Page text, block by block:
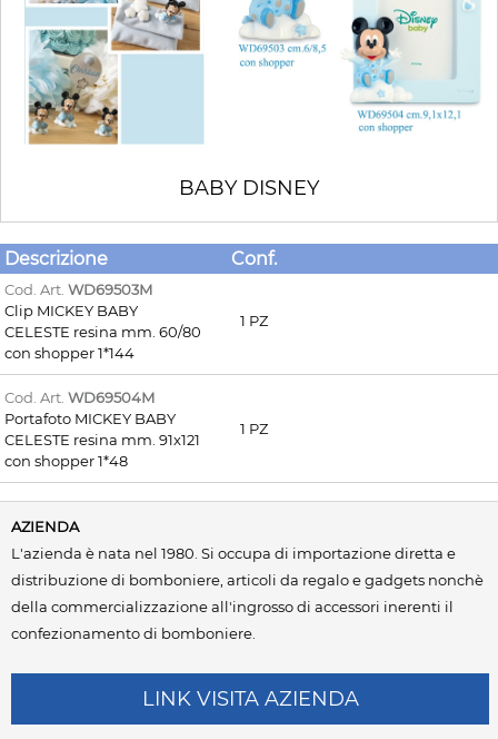
BABY DISNEY
Descrizione Conf.
Cod. Art. WD69503M
Clip MICKEY BABY
CELESTE resina mm. 60/80
con shopper 1*144
1 PZ
Cod. Art. WD69504M
Portafoto MICKEY BABY
CELESTE resina mm. 91x121
con shopper 1*48
1 PZ
AZIENDA
L'azienda è nata nel 1980. Si occupa di importazione diretta e
distribuzione di bomboniere, articoli da regalo e gadgets nonchè
della commercializzazione all'ingrosso di accessori inerenti il
confezionamento di bomboniere.
LINK VISITA AZIENDA